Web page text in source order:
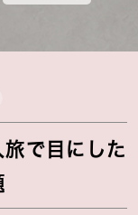
で目にした